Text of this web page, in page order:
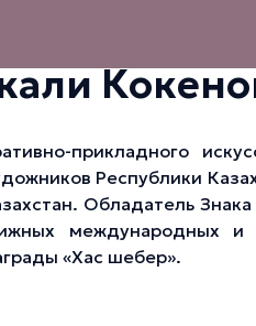
прикладного
Республики
Обладатель
международных и
«Хас шебер».